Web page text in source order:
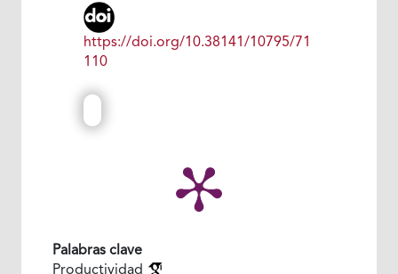
https://doi.org/10.38141/10795/71
110
Palabras clave
Productividad